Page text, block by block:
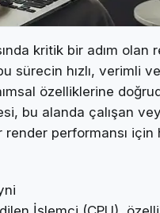
kritik bir adım olan
sürecin hızlı, verimli
özelliklerine
bu alanda çalışan
performansı